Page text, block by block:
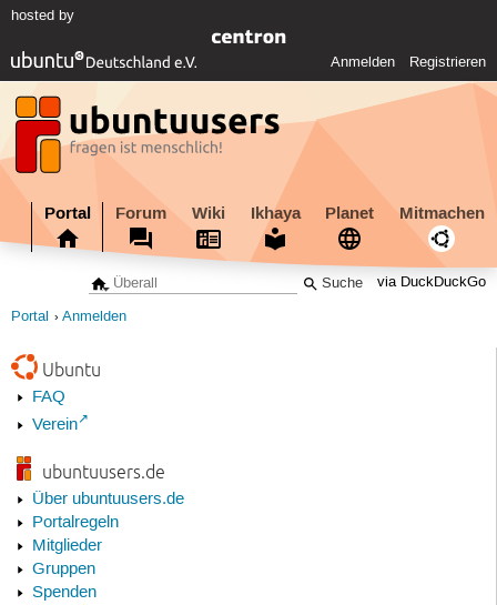
hosted by
Anmelden Registrieren
Portal Forum Wiki Ikhaya Planet Mitmachen
via DuckDuckGo
Portal Anmelden
Ubuntu
FAQ
Verein
ubuntuusers.de
Über ubuntuusers.de
Portalregeln
Mitglieder
Gruppen
Spenden